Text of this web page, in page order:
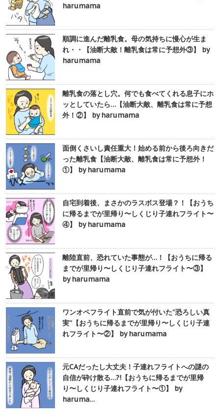
harumama
順調に進んだ離乳食。母の気持ちに慢心が生ま
れ・・【油断大敵！離乳食は常に予想外③】 by
harumama
離乳食の落とし穴。何でも食べてくれる息子にホ
ッとしていたら…【油断大敵、離乳食は常に予想
外！②】 by harumama
面倒くさいし責任重大！始める前から後ろ向きだ
った離乳食【油断大敵、離乳食は常に予想外！
①】 by harumama
自宅到着後、まさかのラスボス登場？！【おうち
に帰るまでが里帰り〜しくじり子連れフライト〜
④】 by harumama
離陸直前、恐れていた事態が…！【おうちに帰る
までが里帰り〜しくじり子連れフライト〜③】
by harumama
ワンオペフライト直前で気が付いた”恐ろしい真
実”【おうちに帰るまでが里帰り〜しくじり子連
れフライト〜②】 by harumama
元CAだったし大丈夫！子連れフライトへの謎の
自信が砕け散る…?!【おうちに帰るまでが里帰
り〜しくじり子連れフライト〜①】 by
haruma…